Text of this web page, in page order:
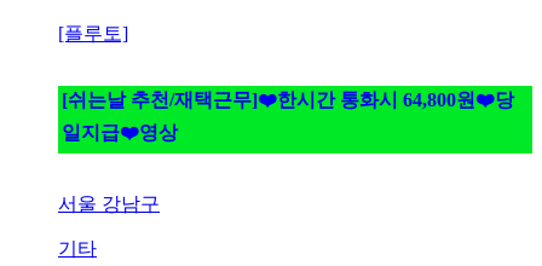
[플루토]
[쉬는날 추천/재택근무]❤️한시간 통화시 64,800원❤️당
일지급❤️영상
서울 강남구
기타